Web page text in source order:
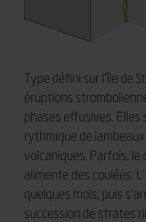
Type défini sur l’île de
éruptions
phases effusives. Elles
rythmique de
volcaniques. Parfois, le
alimente des coulées.
quelques mois, puis
succession de strates